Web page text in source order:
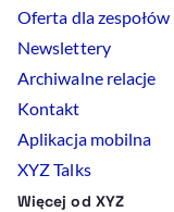
Oferta dla
Newslettery
Archiwalne relacje
Kontakt
Aplikacja mobilna
XYZ Talks
Więcej od XYZ